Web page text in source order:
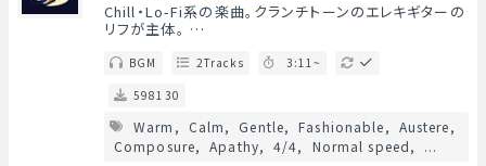
Chill・Lo-Fi系の楽曲。クランチトーンのエレキギターの
リフが主体。 …
BGM 2Tracks
3:11~
598130
Warm Calm Gentle Fashionable
Austere
Composure
Apathy 4/4 Normal speed ...